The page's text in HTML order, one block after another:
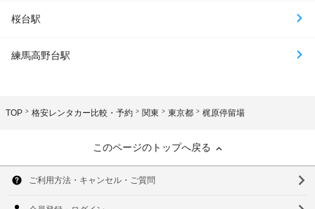
桜台駅
練馬高野台駅
TOP 格安レンタカー比較・予約 関東 東京都 梶原停留場
このページのトップへ戻る